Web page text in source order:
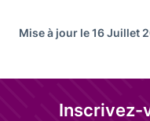
Mise à jour le 16 Juillet
Inscrivez-